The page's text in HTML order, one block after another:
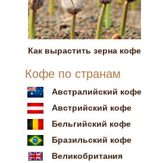
Как вырастить зерна кофе
Кофе по странам
Австралийский кофе
Австрийский кофе
Бельгийский кофе
Бразильский кофе
Великобритания